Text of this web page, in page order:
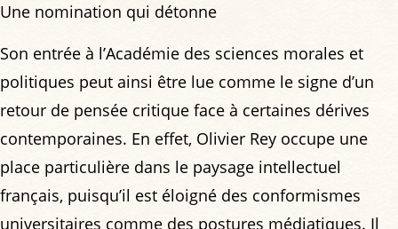
Une nomination qui détonne
Son entrée à l’Académie des sciences morales et
politiques peut ainsi être lue comme le signe d’un
retour de pensée critique face à certaines dérives
contemporaines. En effet, Olivier Rey occupe une
place particulière dans le paysage intellectuel
français, puisqu’il est éloigné des conformismes
universitaires comme des postures médiatiques. Il